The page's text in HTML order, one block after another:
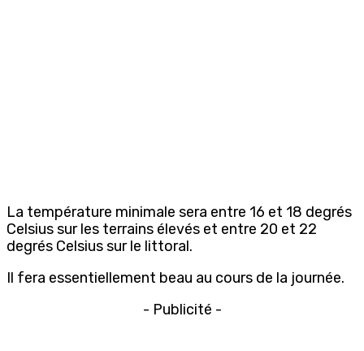
La température minimale sera entre 16 et 18 degrés
Celsius sur les terrains élevés et entre 20 et 22
degrés Celsius sur le littoral.
Il fera essentiellement beau au cours de la journée.
- Publicité -